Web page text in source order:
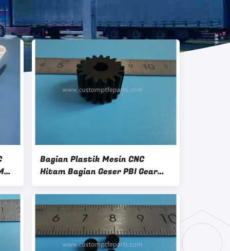
Bagian Plastik Mesin CNC
Hitam Bagian Geser PBI Gear
Tahan Suhu Tinggi